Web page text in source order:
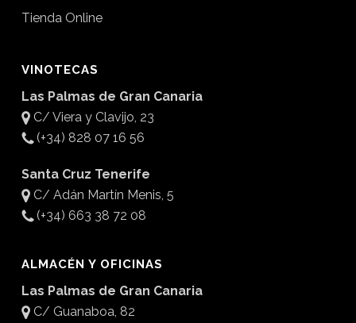
Tienda Online
VINOTECAS
Las Palmas de Gran Canaria
C/ Viera y Clavijo, 23
(+34) 828 07 16 56
Santa Cruz Tenerife
C/ Adán Martín Menis, 5
(+34) 663 38 72 08
ALMACÉN Y OFICINAS
Las Palmas de Gran Canaria
C/ Guanaboa, 82